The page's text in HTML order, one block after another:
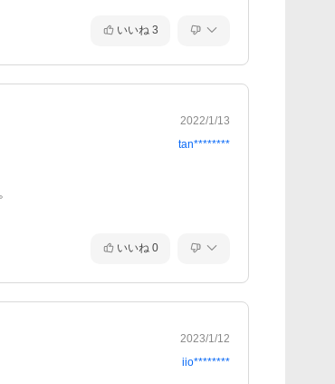
いいね 3
2022/1/13
tan********
いいね 0
2023/1/12
iio********